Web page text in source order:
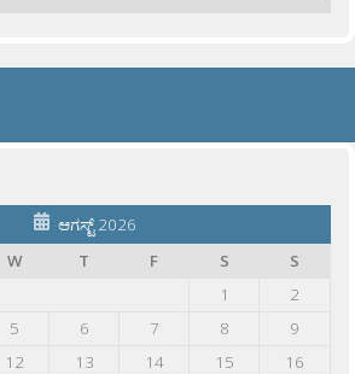
ಆಗಸ್ಟ್ 2026
W T F S
S
1
2
5 6 7 8
9
12 13 14 15
16